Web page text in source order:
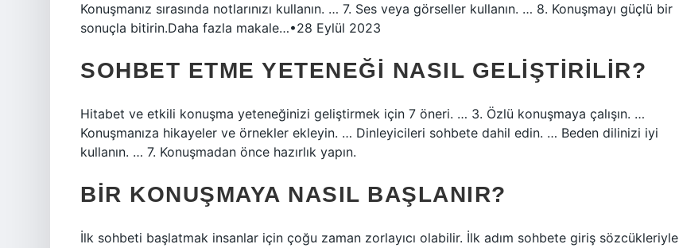
Konuşmanız sırasında notlarınızı kullanın. … 7. Ses veya görseller kullanın. … 8. Konuşmayı güçlü bir
sonuçla bitirin.Daha fazla makale…•28 Eylül 2023
SOHBET ETME YETENEĞI NASIL GELIŞTIRILIR?
Hitabet ve etkili konuşma yeteneğinizi geliştirmek için 7 öneri. … 3. Özlü konuşmaya çalışın. …
Konuşmanıza hikayeler ve örnekler ekleyin. … Dinleyicileri sohbete dahil edin. … Beden dilinizi iyi
kullanın. … 7. Konuşmadan önce hazırlık yapın.
BIR KONUŞMAYA NASIL BAŞLANIR?
İlk sohbeti başlatmak insanlar için çoğu zaman zorlayıcı olabilir. İlk adım sohbete giriş sözcükleriyle